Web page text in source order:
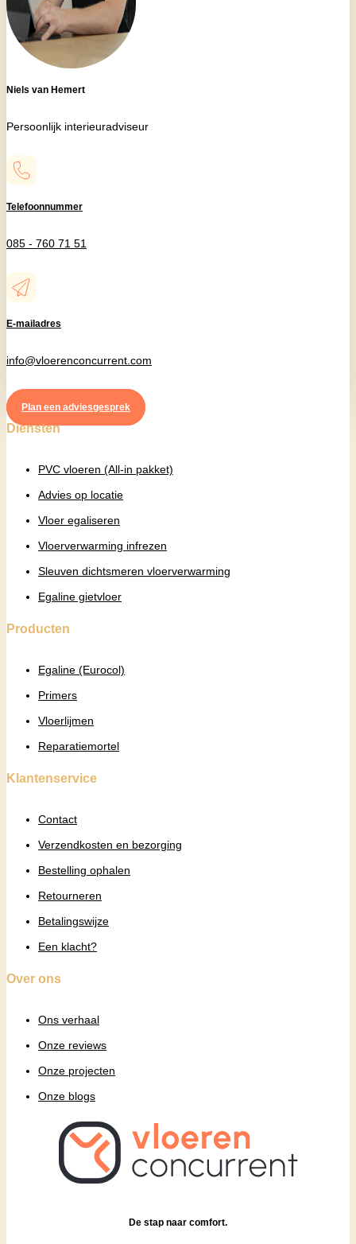
Niels van Hemert
Persoonlijk interieuradviseur
Telefoonnummer
085 - 760 71 51
E-mailadres
info@vloerenconcurrent.com
Plan een adviesgesprek
Diensten
PVC vloeren (All-in pakket)
Advies op locatie
Vloer egaliseren
Vloerverwarming infrezen
Sleuven dichtsmeren vloerverwarming
Egaline gietvloer
Producten
Egaline (Eurocol)
Primers
Vloerlijmen
Reparatiemortel
Klantenservice
Contact
Verzendkosten en bezorging
Bestelling ophalen
Retourneren
Betalingswijze
Een klacht?
Over ons
Ons verhaal
Onze reviews
Onze projecten
Onze blogs
De stap naar comfort.